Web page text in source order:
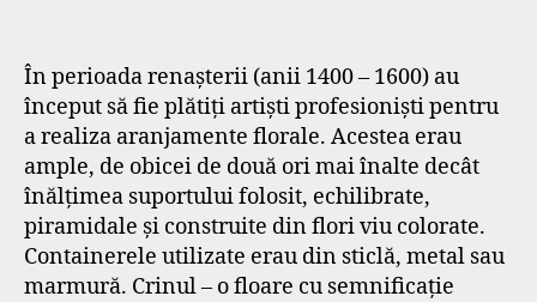
În perioada renașterii (anii 1400 – 1600) au
început să fie plătiți artiști profesioniști pentru
a realiza aranjamente florale. Acestea erau
ample, de obicei de două ori mai înalte decât
înălțimea suportului folosit, echilibrate,
piramidale și construite din flori viu colorate.
Containerele utilizate erau din sticlă, metal sau
marmură. Crinul – o floare cu semnificație